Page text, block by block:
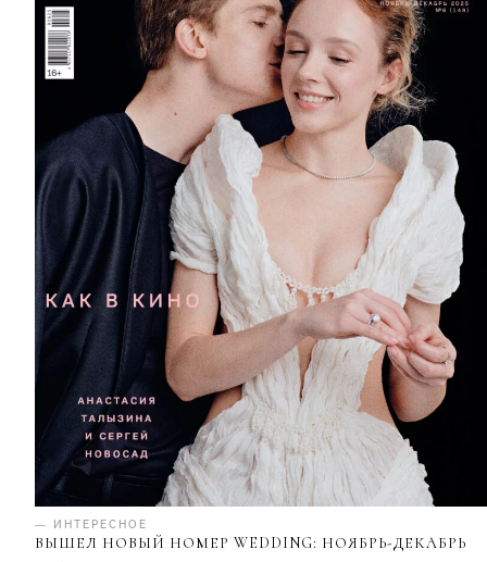
— ИНТЕРЕСНОЕ
ВЫШЕЛ НОВЫЙ НОМЕР WEDDING: НОЯБРЬ-ДЕКАБРЬ